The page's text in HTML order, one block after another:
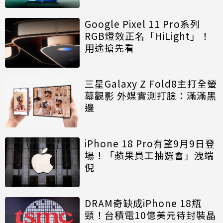
Google Pixel 11 Pro系列
RGB燈效正名「HiLight」！
用途搶先看
三星Galaxy Z Fold8主打全螢
幕觀影 外媒實測打臉：滿滿黑
邊
iPhone 18 Pro有望9月9日登
場！「蘋果員工抽選會」洩端
倪
DRAM奇缺成iPhone 18瓶
頸！台積電10億美元待封裝晶